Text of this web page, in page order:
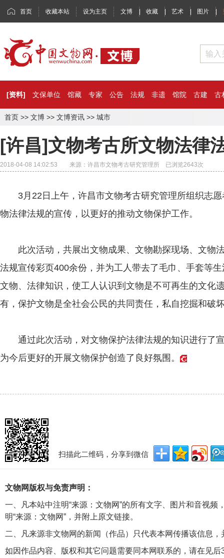
首页 收藏本站 设为主页 文博 | 收藏 | 艺术 | 图片 |
[资料] 文保单位 馆藏 专家 公告 法规 非遗 馆院 古建 古
首页 >> 文博 >> 文博资讯 >> 城市
[许昌]文物考古所文物法律
2018-04-08 14:02:53 来源：许昌市文物考古研究管理所 已浏览2643次
3月22日上午，许昌市文物考古研究管理所组织志愿
物法律法规的宣传，以更好的推动文物保护工作。
此次活动，共展出文物成果、文物勘探现场、文物
法规宣传彩页400余份，并为工人带去了毛巾、手套等
文物、法律知识，使工人认识到文物是不可再生的文化
有，保护文物是全社会公民的共同责任，私自挖掘和破
通过此次活动，对文物保护法律法规的知识进行了
为今后更好的开展文物保护创造了良好氛围。
扫描此二维码，分享到微信
文物网版权与免责声明：
一、凡本站中注明“来源：文物网”的所有文字、图片和音视
明“来源：文物网”，并附上原文链接。
二、凡来源非文物网的新闻（作品）只代表本网传播该信息
如因作品内容、版权和其它问题需要同本网联系的，请在见后